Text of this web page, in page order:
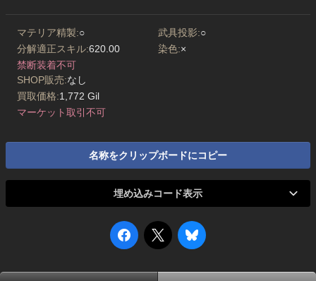
マテリア精製:○ 武具投影:○
分解適正スキル:620.00 染色:×
禁断装着不可
SHOP販売:なし
買取価格:1,772 Gil
マーケット取引不可
名称をクリップボードにコピー
埋め込みコード表示